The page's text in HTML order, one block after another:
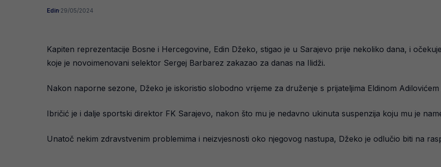
Edin·29/05/2024
Kapiten reprezentacije Bosne i Hercegovine, Edin Džeko, stigao je u Sarajevo prije nekoliko dana, i
koje je novoimenovani selektor Sergej Barbarez zakazao za danas na Ilidži.
Nakon naporne sezone, Džeko je iskoristio slobodno vrijeme za druženje s prijateljima Eldinom Adilovićem
Ibričić je i dalje sportski direktor FK Sarajevo, nakon što mu je nedavno ukinuta suspenzija koju mu je
Unatoč nekim zdravstvenim problemima i neizvjesnosti oko njegovog nastupa, Džeko je odlučio biti na